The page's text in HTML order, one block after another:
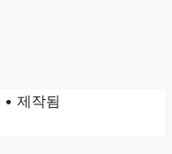
• 제작됨